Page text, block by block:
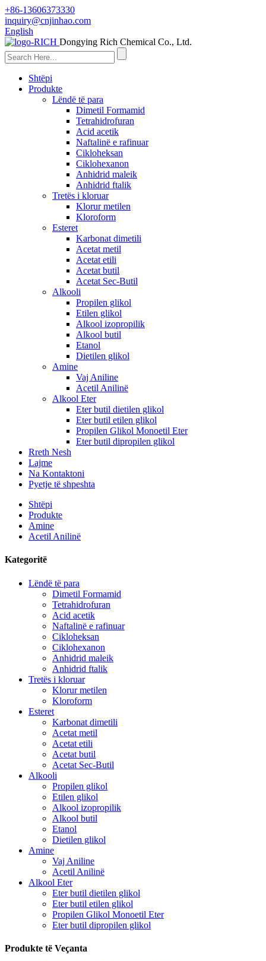
+86-13606373330
inquiry@cnjinhao.com
English
Dongying Rich Chemical Co., Ltd.
Shtëpi
Produkte
Lëndë të para
Dimetil Formamid
Tetrahidrofuran
Acid acetik
Naftalinë e rafinuar
Cikloheksan
Ciklohexanon
Anhidrid maleik
Anhidrid ftalik
Tretës i kloruar
Klorur metilen
Kloroform
Esteret
Karbonat dimetili
Acetat metil
Acetat etili
Acetat butil
Acetat Sec-Butil
Alkooli
Propilen glikol
Etilen glikol
Alkool izopropilik
Alkool butil
Etanol
Dietilen glikol
Amine
Vaj Aniline
Acetil Anilinë
Alkool Eter
Eter butil dietilen glikol
Eter butil etilen glikol
Propilen Glikol Monoetil Eter
Eter butil dipropilen glikol
Rreth Nesh
Lajme
Na Kontaktoni
Pyetje të shpeshta
Shtëpi
Produkte
Amine
Acetil Anilinë
Kategoritë
Lëndë të para
Dimetil Formamid
Tetrahidrofuran
Acid acetik
Naftalinë e rafinuar
Cikloheksan
Ciklohexanon
Anhidrid maleik
Anhidrid ftalik
Tretës i kloruar
Klorur metilen
Kloroform
Esteret
Karbonat dimetili
Acetat metil
Acetat etili
Acetat butil
Acetat Sec-Butil
Alkooli
Propilen glikol
Etilen glikol
Alkool izopropilik
Alkool butil
Etanol
Dietilen glikol
Amine
Vaj Aniline
Acetil Anilinë
Alkool Eter
Eter butil dietilen glikol
Eter butil etilen glikol
Propilen Glikol Monoetil Eter
Eter butil dipropilen glikol
Produkte të Veçanta